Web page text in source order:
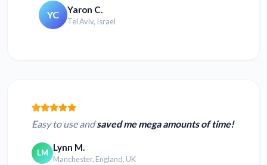
YC Yaron C.
Tel Aviv, Israel
Easy to use andsaved me mega amounts of time!
LM Lynn M.
Manchester, England, UK